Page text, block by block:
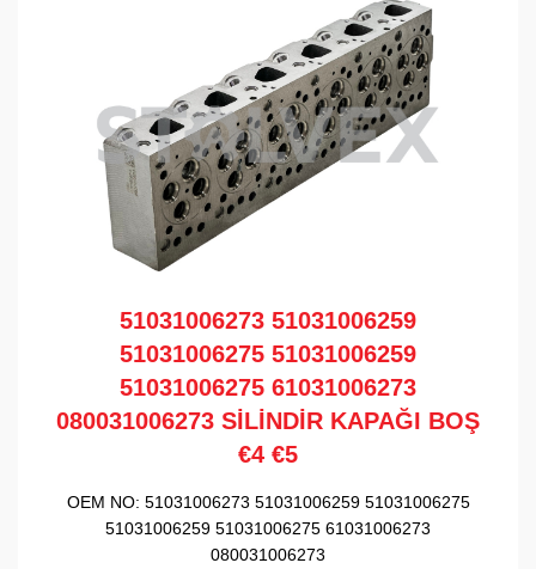
51031006273 51031006259
51031006275 51031006259
51031006275 61031006273
080031006273 SİLİNDİR KAPAĞI BOŞ
€4 €5
OEM NO: 51031006273 51031006259 51031006275
51031006259 51031006275 61031006273
080031006273